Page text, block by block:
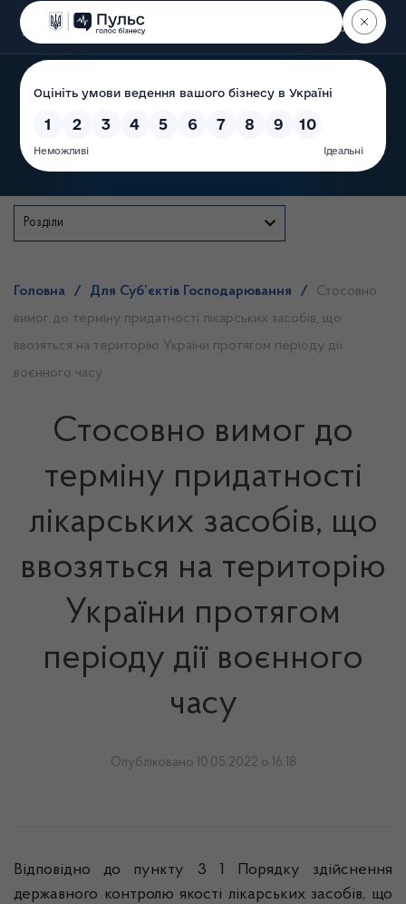
Пошук
Розділи
Головна / Для Суб’єктів Господарювання /
Стосовно
вимог до терміну придатності лікарських засобів, що
ввозяться на територію України протягом періоду дії
воєнного часу
Стосовно вимог до
терміну придатності
лікарських засобів, що
ввозяться на територію
України протягом
періоду дії воєнного
часу
Опубліковано 10.05.2022 о 16:18
Відповідно до пункту 3 1 Порядку здійснення
державного контролю якості лікарських засобів, що